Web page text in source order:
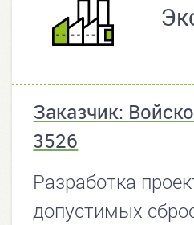
Заказчик:
3526
Разработка
допустимых